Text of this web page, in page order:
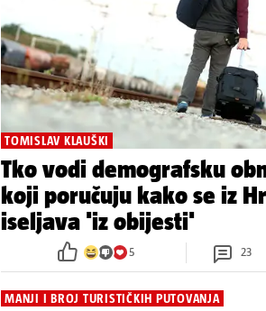
TOMISLAV KLAUŠKI
Tko vodi demografsku
koji poručuju kako se iz
iseljava 'iz obijesti'
5 23
MANJI I BROJ TURISTIČKIH PUTOVANJA